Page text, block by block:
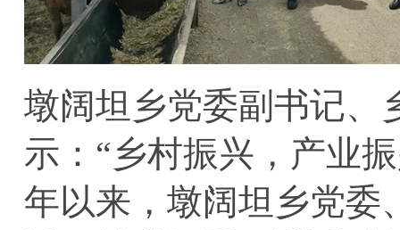
墩阔坦乡党委副书记、
示： “乡村振兴，产业
年以来，墩阔坦乡党委